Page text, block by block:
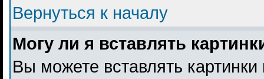
Вернуться к началу
Могу ли я вставлять
Вы можете вставлять